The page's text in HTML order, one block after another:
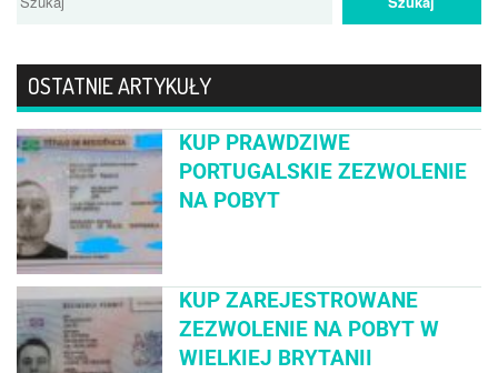
OSTATNIE ARTYKUŁY
KUP PRAWDZIWE
PORTUGALSKIE ZEZWOLENIE
NA POBYT
KUP ZAREJESTROWANE
ZEZWOLENIE NA POBYT W
WIELKIEJ BRYTANII